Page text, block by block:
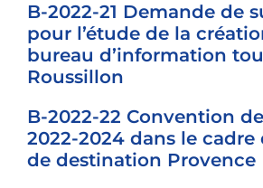
B-2022-21 Demande de
pour l’étude de la
bureau d’information
Roussillon
B-2022-22 Convention
2022-2024 dans le cadre
de destination Provence